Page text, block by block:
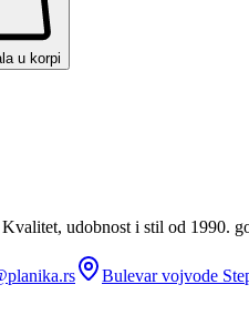
u korpi
udobnost i stil od 1990.
Bulevar vojvode